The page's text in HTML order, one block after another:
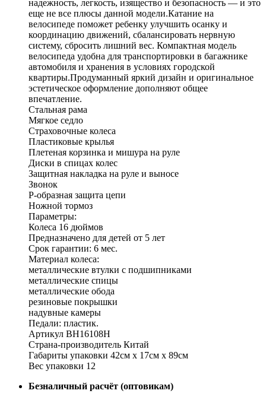
надежность, легкость, изящество и безопасность — и это
еще не все плюсы данной модели.Катание на
велосипеде поможет ребенку улучшить осанку и
координацию движений, сбалансировать нервную
систему, сбросить лишний вес. Компактная модель
велосипеда удобна для транспортировки в багажнике
автомобиля и хранения в условиях городской
квартиры.Продуманный яркий дизайн и оригинальное
эстетическое оформление дополняют общее
впечатление.
Стальная рама
Мягкое седло
Страховочные колеса
Пластиковые крылья
Плетеная корзинка и мишура на руле
Диски в спицах колес
Защитная накладка на руле и выносе
Звонок
P-образная защита цепи
Ножной тормоз
Параметры:
Колеса 16 дюймов
Предназначено для детей от 5 лет
Срок гарантии: 6 мес.
Материал колеса:
металлические втулки с подшипниками
металлические спицы
металлические обода
резиновые покрышки
надувные камеры
Педали: пластик.
Артикул ВН16108Н
Страна-производитель Китай
Габариты упаковки 42см x 17см x 89см
Вес упаковки 12
Безналичный расчёт (оптовикам)